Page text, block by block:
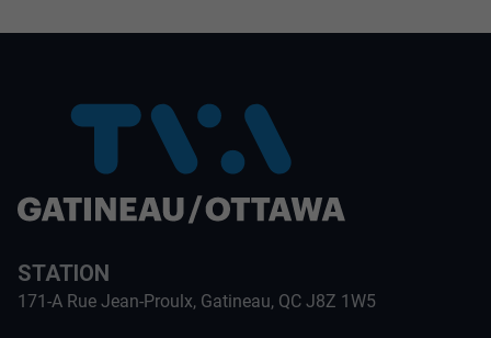
STATION
171-A Rue Jean-Proulx, Gatineau, QC J8Z 1W5